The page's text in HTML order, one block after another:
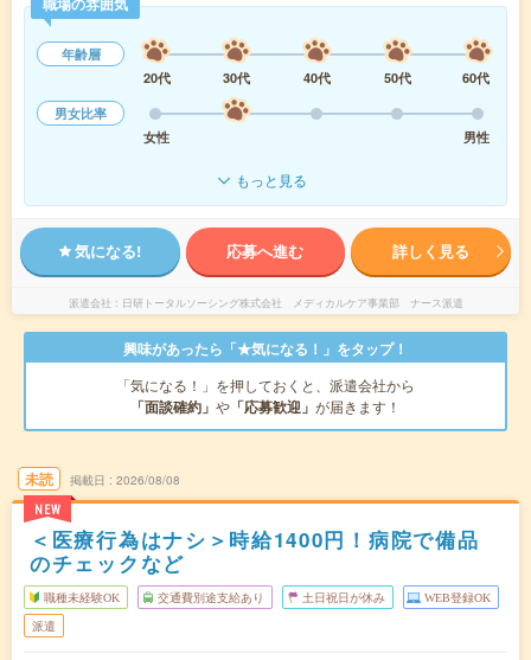
年齢層
20代
30代 40代 50代
60代
男女比率
女性
男性
もっと見る
気になる! 応募へ進む 詳しく見る
派遣会社 日研トータルソーシング株式会社 メディカルケア事業部 ナース派遣
興味があったら「★気になる！」をタップ！
「気になる！」を押しておくと、派遣会社から
「面談確約」 や 「応募歓迎」 が届きます！
未読
NEW
掲載日 2026/08/08
＜医療行為はナシ＞時給1400円！病院で備品
のチェックなど
職種未経験OK 交通費別途支給あり 土日祝日が休み WEB登録OK
派遣